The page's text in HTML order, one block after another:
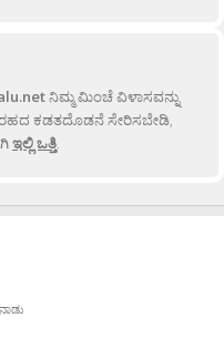
ನಿಮ್ಮ ಮಿಂಚೆ ವಿಳಾಸವನ್ನು
ಬರಹದ ಕಡತದೊಡನೆ ಸೇರಿಸಬೇಡಿ,
ಇಲ್ಲಿ ಒತ್ತಿ.
ನಾಡು